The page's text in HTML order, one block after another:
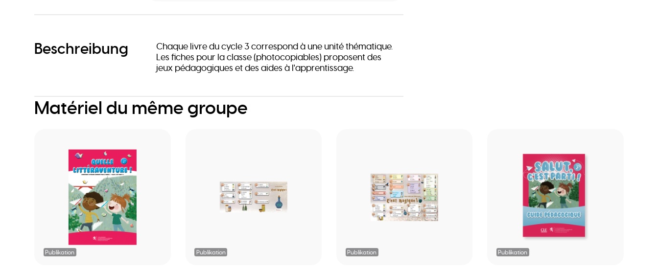
Beschreibung
Chaque livre du cycle 3 correspond à une unité thématique.
Les fiches pour la classe (photocopiables) proposent des
jeux pédagogiques et des aides à l'apprentissage.
Matériel du même groupe
Publikation Publikation Publikation Publikation